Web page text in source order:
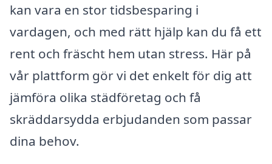
kan vara en stor tidsbesparing i
vardagen, och med rätt hjälp kan du få ett
rent och fräscht hem utan stress. Här på
vår plattform gör vi det enkelt för dig att
jämföra olika städföretag och få
skräddarsydda erbjudanden som passar
dina behov.